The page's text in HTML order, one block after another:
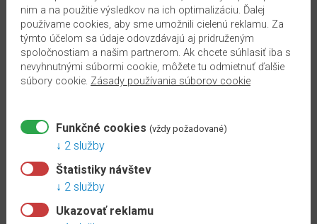
Dub Loja svetlosivý je dekor s prírodnou textúrou dreva,
obohatenou o autentické a rustikálne prvky, ako sú praskliny a uzly,
ktoré podčiarkujú rozmanitosť tejto všestrannej podlahy.Podlahové
dosky vo formáteLargezvýraznia celkový dojem z priestoru.
robustný povrch s vysokou odolnosťou proti opotrebovaniu
chráni podlahu pred poškriabaním a každodennými nehodami
stálofarebná, odolná voči silnému UV žiareniu
nim a na použitie výsledkov na ich optimalizáciu. Ďalej
používame cookies, aby sme umožnili cielenú reklamu. Za
týmto účelom sa údaje odovzdávajú aj pridruženým
spoločnostiam a našim partnerom. Ak chcete súhlasiť iba s
nevyhnutnými súbormi cookie, môžete tu odmietnuť ďalšie
súbory cookie. Zásady používania súborov cookie
Funkčné cookies (vždy požadované)
2 služby
Štatistiky návštev
2 služby
Ukazovať reklamu